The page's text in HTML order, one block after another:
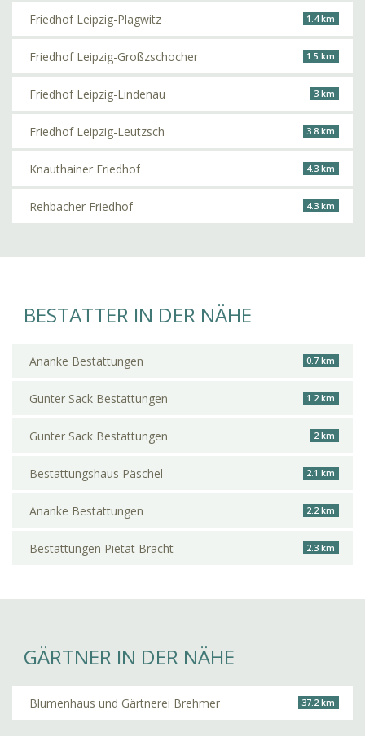
Friedhof Leipzig-Plagwitz 1.4 km
Friedhof Leipzig-Großzschocher 1.5 km
Friedhof Leipzig-Lindenau 3 km
Friedhof Leipzig-Leutzsch 3.8 km
Knauthainer Friedhof 4.3 km
Rehbacher Friedhof 4.3 km
BESTATTER IN DER NÄHE
Ananke Bestattungen 0.7 km
Gunter Sack Bestattungen 1.2 km
Gunter Sack Bestattungen 2 km
Bestattungshaus Päschel 2.1 km
Ananke Bestattungen 2.2 km
Bestattungen Pietät Bracht 2.3 km
GÄRTNER IN DER NÄHE
Blumenhaus und Gärtnerei Brehmer 37.2 km